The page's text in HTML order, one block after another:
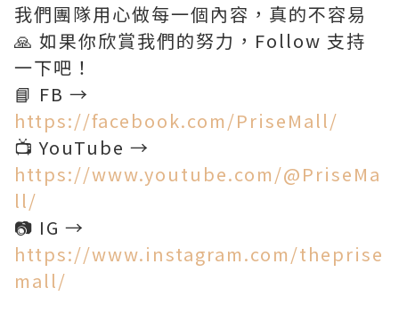
我們團隊用心做每一個內容，真的不容易
🙏 如果你欣賞我們的努力，Follow 支持
一下吧！
📘 FB →
https://facebook.com/PriseMall/
📺 YouTube →
https://www.youtube.com/@PriseMa
ll/
📷 IG →
https://www.instagram.com/theprise
mall/